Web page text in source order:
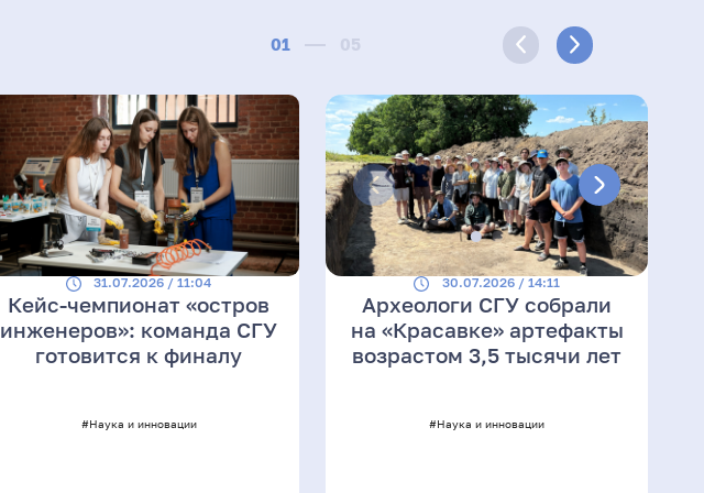
01 05
31.07.2026 / 11:04
Кейс-чемпионат «остров
инженеров»: команда СГУ
готовится к финалу
#Наука и инновации
30.07.2026 / 14:11
Археологи СГУ собрали
на «Красавке» артефакты
возрастом 3,5 тысячи лет
#Наука и инновации